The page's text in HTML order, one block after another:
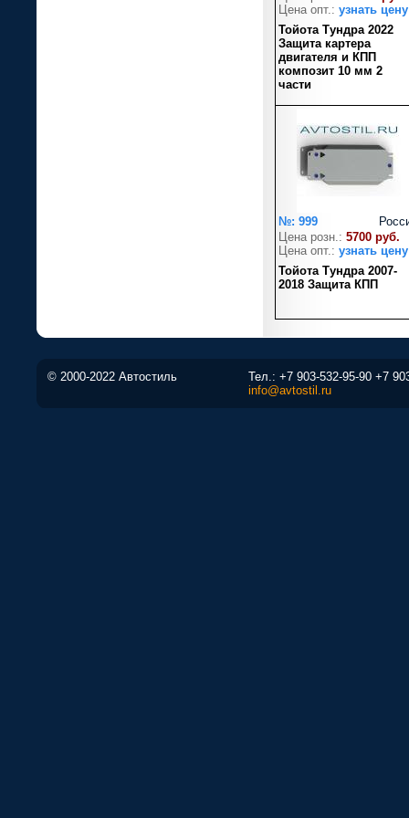
Цена опт.: узнать цену
Тойота Тундра 2022
Защита картера
двигателя и КПП
композит 10 мм 2
части
№: 999
Цена розн.: 5700 руб.
Цена опт.: узнать цену
Тойота Тундра 2007-
2018 Защита КПП
© 2000-2022 Автостиль Тел.: +7 903-532-95-90 +7
info@avtostil.ru